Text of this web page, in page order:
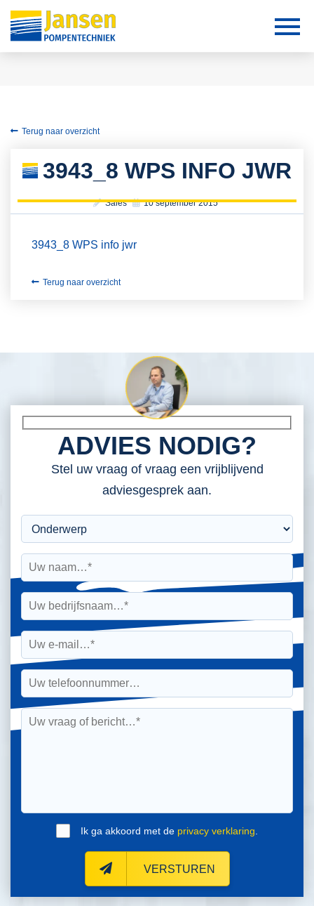
Terug naar overzicht
3943_8 WPS INFO JWR
Sales 10 september 2015
3943_8 WPS info jwr
Terug naar overzicht
ADVIES NODIG?
Stel uw vraag of vraag een vrijblijvend
adviesgesprek aan.
Ik ga akkoord met de privacy verklaring
VERSTUREN